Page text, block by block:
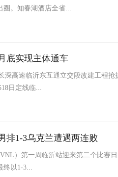
圈。知春湖酒店全省...
底实现主体通车
深高速临沂东互通立交段改建工程
日定线临...
排1-3乌克兰遭遇两连败
）第一周临沂站迎来第二个比赛
终以1-3...